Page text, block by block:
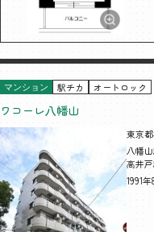
マンション 駅チカ オートロック
ワコーレ八幡山
東京
八幡
高井
1991